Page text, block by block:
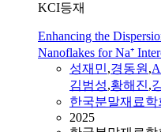
KCI등재
Enhancing the
Nanoflakes for Na⁺
성재민,경동원,
김범성,황해진,
한국분말재료학
2025